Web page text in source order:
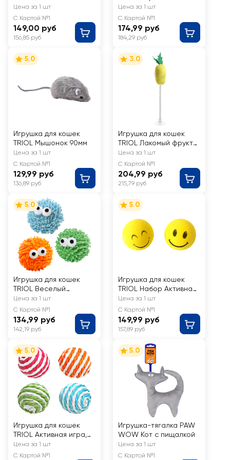
d=40мм/235мм
Цена за 1 шт
С Картой №1
149,00 руб
156,85 руб
2 узла и мяч, 240мм
Цена за 1 шт
С Картой №1
174,99 руб
184,29 руб
5.0
Игрушка для кошек
TRIOL Мышонок 90мм
Цена за 1 шт
С Картой №1
129,99 руб
136,89 руб
3.0
Игрушка для кошек
TRIOL Лакомый фрукт
на пружинке 260мм
Цена за 1 шт
С Картой №1
204,99 руб
215,79 руб
5.0
Игрушка для кошек
TRIOL Веселый
монстрик d=60мм
Цена за 1 шт
С Картой №1
134,99 руб
142,19 руб
5.0
Игрушка для кошек
TRIOL Набор Активная
игра 2 мяча d42мм
Цена за 1 шт
С Картой №1
149,99 руб
157,89 руб
5.0
Игрушка для кошек
TRIOL Активная игра,
набор 47, 2 мяча
d=45мм
Цена за 1 шт
С Картой №1
5.0
Игрушка-тягалка PAW
WOW Кот с пищалкой
Цена за 1 шт
С Картой №1